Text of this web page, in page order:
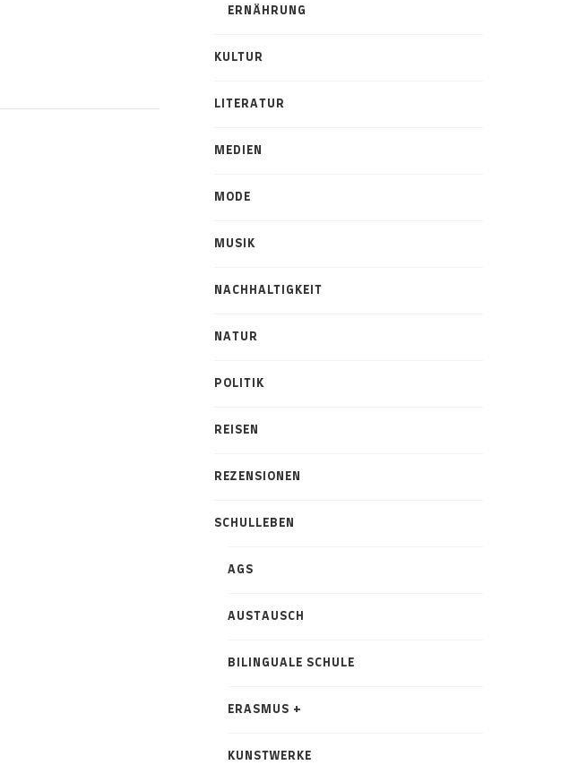
ERNÄHRUNG
KULTUR
LITERATUR
MEDIEN
MODE
MUSIK
NACHHALTIGKEIT
NATUR
POLITIK
REISEN
REZENSIONEN
SCHULLEBEN
AGS
AUSTAUSCH
BILINGUALE SCHULE
ERASMUS +
KUNSTWERKE